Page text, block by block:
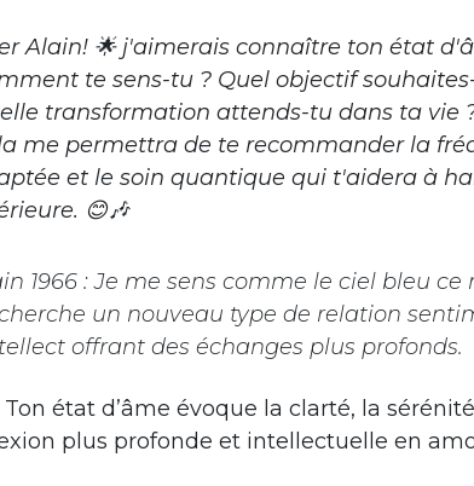
Alain! 🌟 j'aimerais connaître ton état
te sens-tu ? Quel objectif
transformation attends-tu dans ta vie
me permettra de te recommander la
et le soin quantique qui t'aidera à
😊🎶
1966 : Je me sens comme le ciel bleu
un nouveau type de relation
offrant des échanges plus profonds.
Ton état d’âme évoque la clarté, la
plus profonde et intellectuelle en